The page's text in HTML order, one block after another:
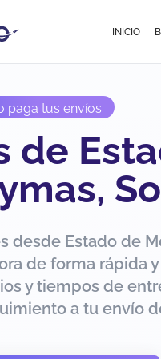
INICIO
paga tus envíos
de
desde Estado de
de forma rápida
y tiempos de
a tu envío